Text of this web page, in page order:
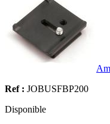
Ref : JOBUSFBP200
Disponible